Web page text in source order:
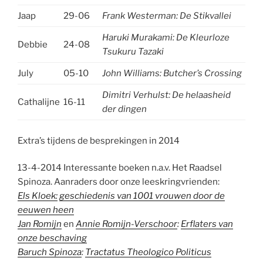
Jaap 29-06 Frank Westerman: De Stikvallei
Debbie 24-08
Haruki Murakami: De Kleurloze
Tsukuru Tazaki
July 05-10 John Williams: Butcher’s Crossing
Cathalijne 16-11
Dimitri Verhulst: De helaasheid
der dingen
Extra’s tijdens de besprekingen in 2014
13-4-2014 Interessante boeken n.a.v. Het Raadsel
Spinoza. Aanraders door onze leeskringvrienden:
Els Kloek:geschiedenis van 1001 vrouwen door de
eeuwen heen
Jan Romijn en Annie Romijn-Verschoor: Erflaters van
onze beschaving
Baruch Spinoza: Tractatus Theologico Politicus